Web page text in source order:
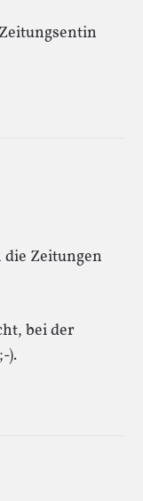
Zeitungen
bei der
).